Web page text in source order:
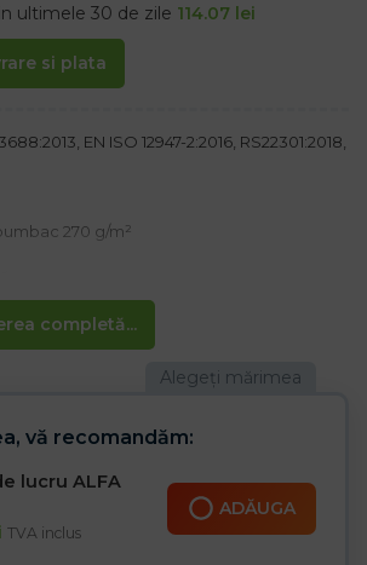
ultimele 30 de zile 114.07 lei
si plata
completă...
EN ISO 12947-2:2016, RS22301:2018,
270 g/m²
pantalon de lucru PROFI COOL
buzunare, formă „S” – îmbunătățește
bandă cu puncte din silicon previne
de pe talie
datorită materialului CORdură ®
buzunare sporesc funcționalitatea
vă recomandăm:
lucru ALFA
TVA inclus
ADĂUGA